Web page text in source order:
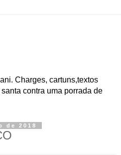
Charges, cartuns,textos
contra uma porrada de
de 2018